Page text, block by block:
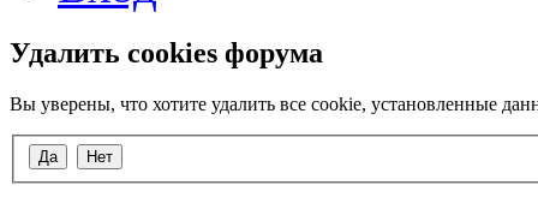
Удалить cookies форума
Вы уверены, что хотите удалить все cookie, установленные